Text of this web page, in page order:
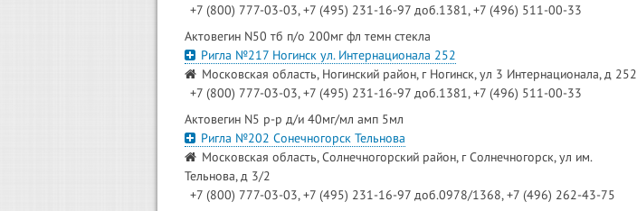
+7 (800) 777-03-03, +7 (495) 231-16-97 доб.1381, +7 (496) 511-00-33
Актовегин N50 тб п/о 200мг фл темн стекла
Ригла №217 Ногинск ул. Интернационала 252
Московская область, Ногинский район, г Ногинск, ул 3 Интернационала, д 252
+7 (800) 777-03-03, +7 (495) 231-16-97 доб.1381, +7 (496) 511-00-33
Актовегин N5 р-р д/и 40мг/мл амп 5мл
Ригла №202 Сонечногорск Тельнова
Московская область, Солнечногорский район, г Солнечногорск, ул им.
Тельнова, д 3/2
+7 (800) 777-03-03, +7 (495) 231-16-97 доб.0978/1368, +7 (496) 262-43-75